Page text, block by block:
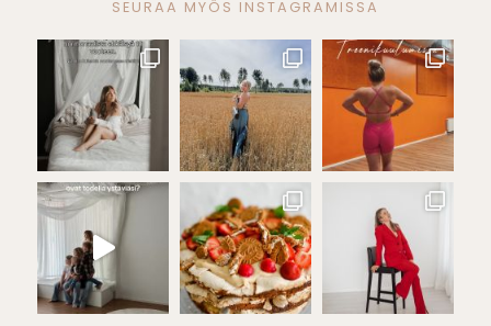
SEURAA MYÖS INSTAGRAMISSA